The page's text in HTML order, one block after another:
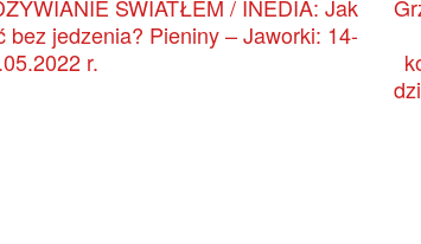
SWIATŁEM / INEDIA: Jak
bez jedzenia? Pieniny – Jaworki: 14-
r.